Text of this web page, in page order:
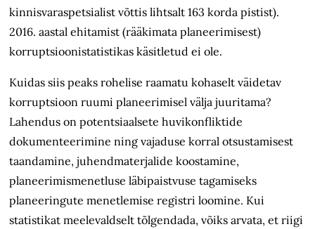
kinnisvaraspetsialist võttis lihtsalt 163 korda pistist).
2016. aastal ehitamist (rääkimata planeerimisest)
korruptsioonistatistikas käsitletud ei ole.
Kuidas siis peaks rohelise raamatu kohaselt väidetav
korruptsioon ruumi planeerimisel välja juuritama?
Lahendus on potentsiaalsete huvikonfliktide
dokumenteerimine ning vajaduse korral otsustamisest
taandamine, juhendmaterjalide koostamine,
planeerimismenetluse läbipaistvuse tagamiseks
planeeringute menetlemise registri loomine. Kui
statistikat meelevaldselt tõlgendada, võiks arvata, et riigi